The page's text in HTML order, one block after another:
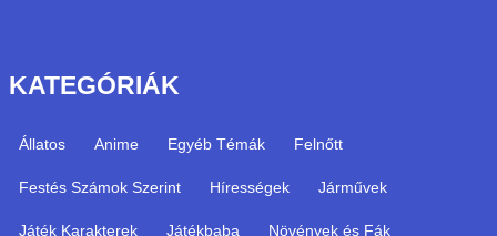
KATEGÓRIÁK
Állatos Anime Egyéb Témák Felnőtt
Festés Számok Szerint Hírességek Járművek
Játék Karakterek Játékbaba Növények és Fák